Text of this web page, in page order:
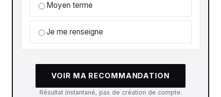
Moyen terme
Je me renseigne
VOIR MA RECOMMANDATION
Résultat instantané, pas de création de compte.